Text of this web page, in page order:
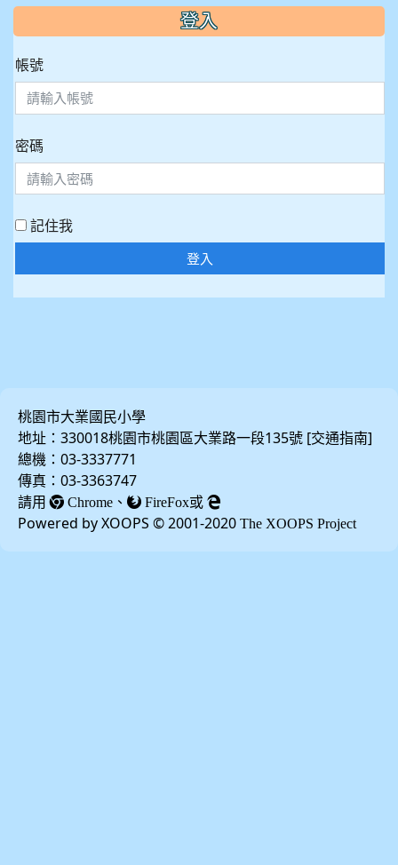
::: 登入
帳號
密碼
記住我
登入
桃園市大業國民小學
地址：330018桃園市桃園區大業路一段135號 [交通指南]
總機：03-3337771
傳真：03-3363747
請用
Chrome 、 FireFox或
Powered by XOOPS © 2001-2020 The XOOPS Project